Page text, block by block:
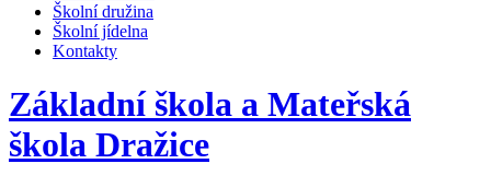
Školní družina
Školní jídelna
Kontakty
Základní škola a Mateřská
škola Dražice